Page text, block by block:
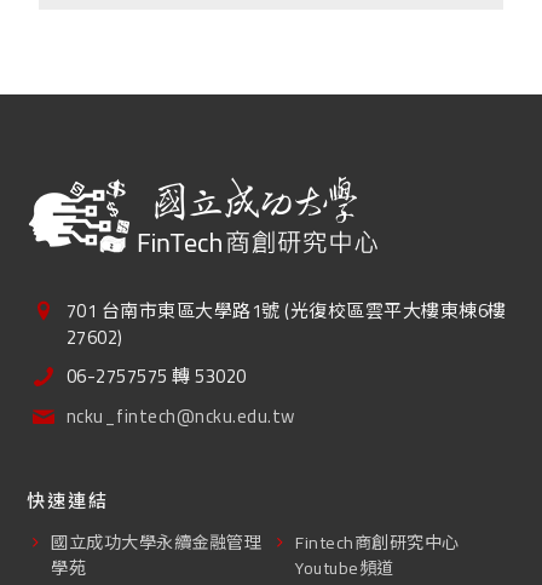
701 台南市東區大學路1號 (光復校區雲平大樓東棟6樓
27602)
06-2757575 轉 53020
ncku_fintech@ncku.edu.tw
快速連結
國立成功大學永續金融管理
學苑
Fintech商創研究中心
Youtube頻道